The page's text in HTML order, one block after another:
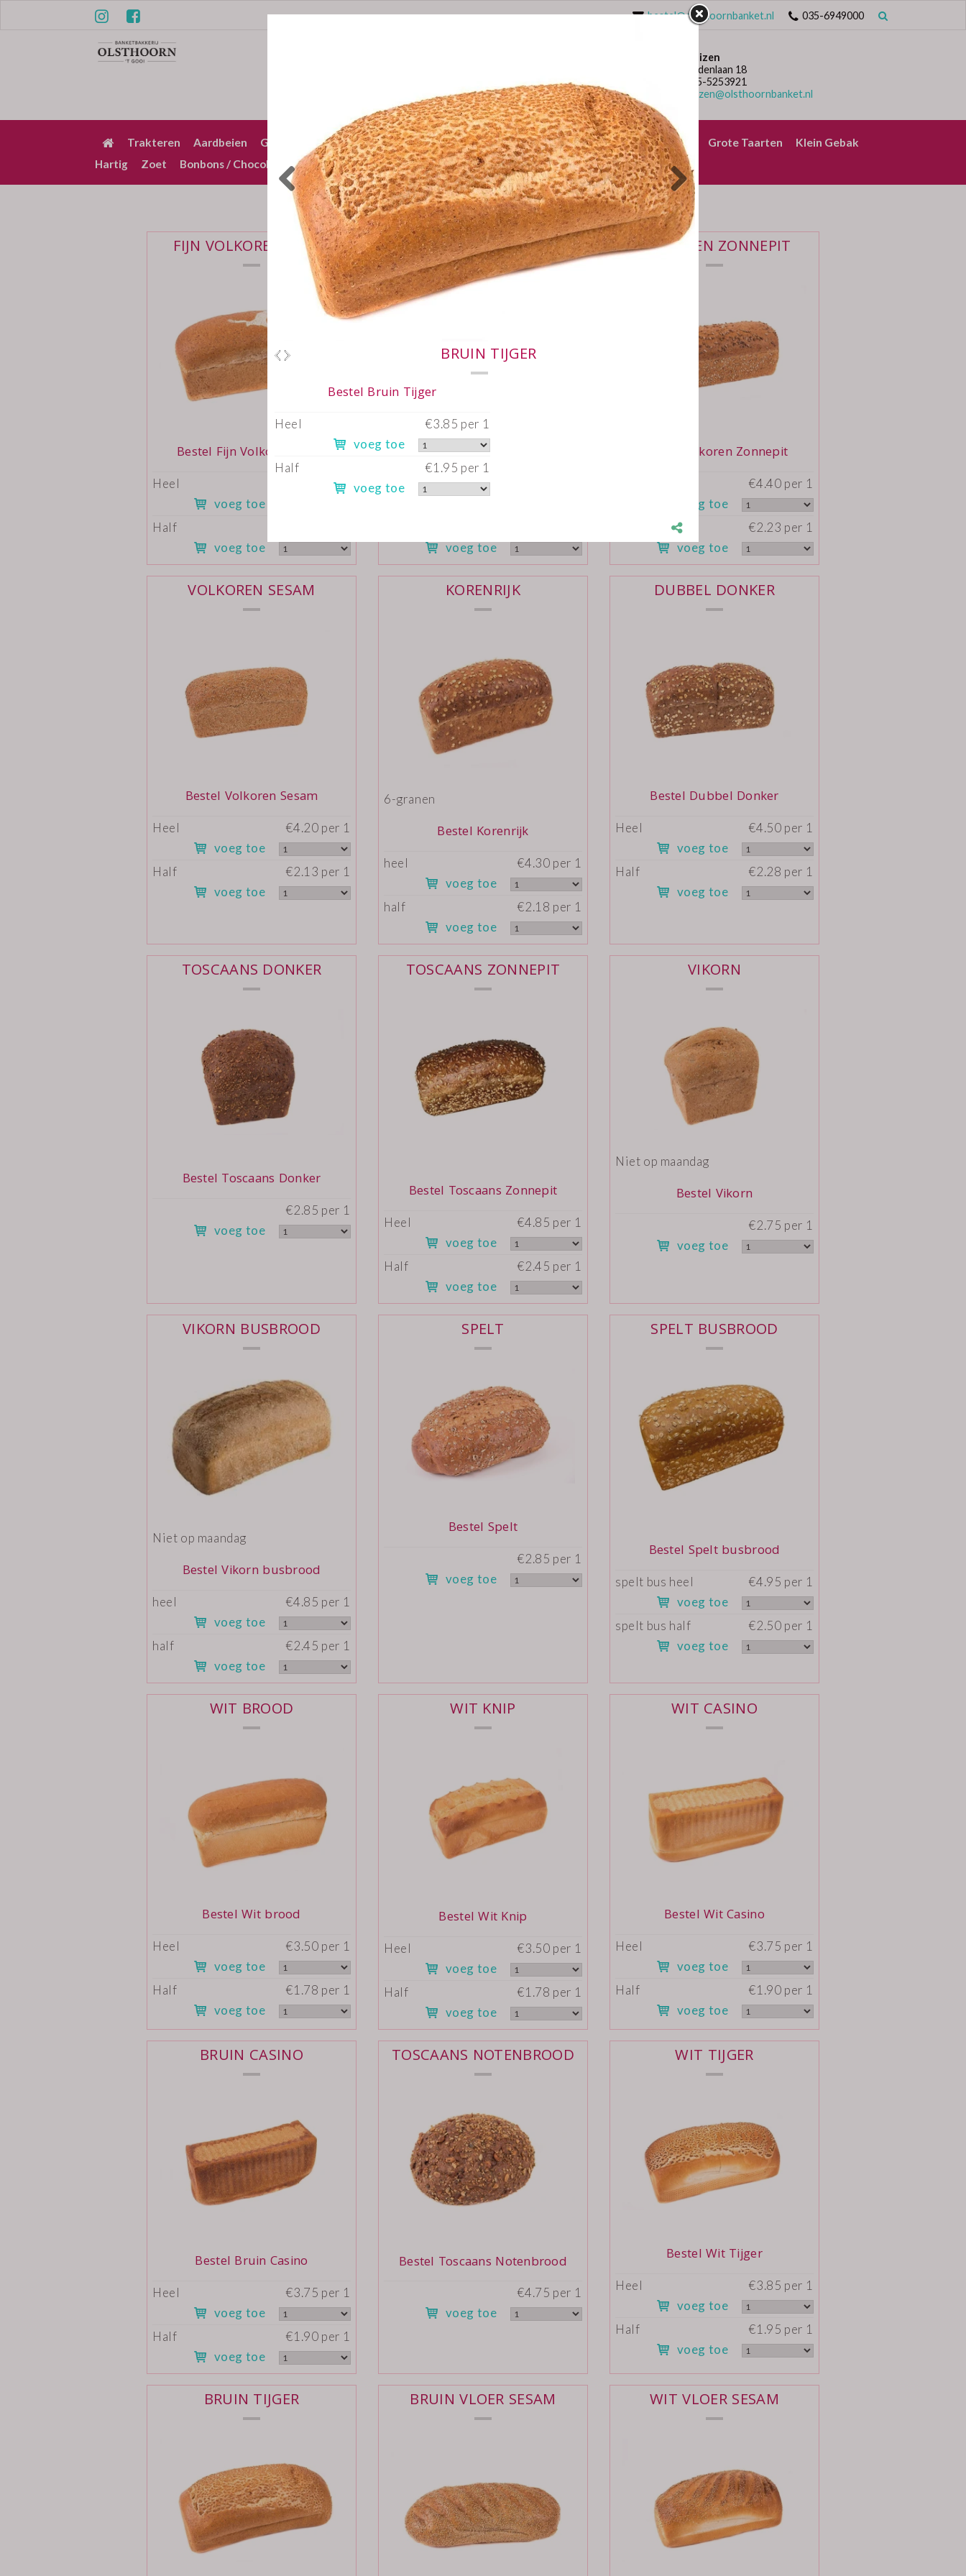
bestel@olsthoornbanket.nl 035-6949000
035-6949000
bestel@olsthoornbanket.nl
Huizen
Lindenlaan 18
035-5253921
huizen@olsthoornbanket.nl
Trakteren Aardbeien Gebak / Punten Taart / Sloffen Groot Brood Klein Brood Desem/Borrelbrood Grote Taarten
Klein Gebak
Hartig
Zoet Bonbons / Chocolade Bezorgkosten Dieet/allergie Gevuld Brood Werken Bij
FIJN VOLKOREN FLEVO
Bestel Fijn Volkoren Flevo
Heel
€3.75 per 1
voeg toe
Half
voeg toe
VOLKOREN STOER
Bestel Volkoren Stoer
Heel
voeg toe
VOLKOREN ZONNEPIT
Bestel Volkoren Zonnepit
€4.40 per 1
voeg toe
€2.23 per 1
voeg toe
VOLKOREN SESAM
Bestel Volkoren Sesam
Heel
€4.20 per 1
voeg toe
Half
€2.13 per 1
voeg toe
KORENRIJK
6-granen
Bestel Korenrijk
heel
€4.30 per 1
voeg toe
half
€2.18 per 1
voeg toe
DUBBEL DONKER
Bestel Dubbel Donker
Heel
€4.50 per 1
voeg toe
Half
€2.28 per 1
voeg toe
TOSCAANS DONKER
Bestel Toscaans Donker
€2.85 per 1
voeg toe
TOSCAANS ZONNEPIT
Bestel Toscaans Zonnepit
Heel
€4.85 per 1
voeg toe
Half
€2.45 per 1
voeg toe
VIKORN
Niet op maandag
Bestel Vikorn
€2.75 per 1
voeg toe
VIKORN BUSBROOD
Niet op maandag
Bestel Vikorn busbrood
heel
€4.85 per 1
voeg toe
half
€2.45 per 1
voeg toe
SPELT
Bestel Spelt
€2.85 per 1
voeg toe
SPELT BUSBROOD
Bestel Spelt busbrood
spelt bus heel
€4.95 per 1
voeg toe
spelt bus half
€2.50 per 1
voeg toe
WIT BROOD
Bestel Wit brood
Heel
€3.50 per 1
voeg toe
Half
€1.78 per 1
voeg toe
WIT KNIP
Bestel Wit Knip
Heel
€3.50 per 1
voeg toe
Half
€1.78 per 1
voeg toe
WIT CASINO
Bestel Wit Casino
Heel
€3.75 per 1
voeg toe
Half
€1.90 per 1
voeg toe
BRUIN CASINO
Bestel Bruin Casino
Heel
€3.75 per 1
voeg toe
Half
€1.90 per 1
voeg toe
TOSCAANS NOTENBROOD
Bestel Toscaans Notenbrood
€4.75 per 1
voeg toe
WIT TIJGER
Bestel Wit Tijger
Heel
€3.85 per 1
voeg toe
Half
€1.95 per 1
voeg toe
BRUIN TIJGER BRUIN VLOER SESAM WIT VLOER SESAM